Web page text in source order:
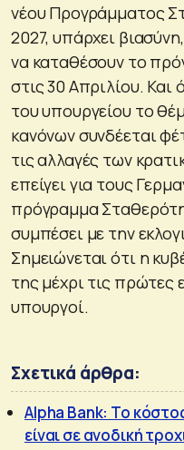
νέου Προγράμματος
2027, υπάρχει
να καταθέσουν το
στις 30 Απριλίου.
του υπουργείου το
κανόνων συνδέεται
τις αλλαγές των
επείγει για τους
πρόγραμμα
συμπέσει με την
Σημειώνεται ότι η
της μέχρι τις πρώτες
υπουργοί.
Σχετικά άρθρα:
Alpha Bank: Το
είναι σε ανοδική